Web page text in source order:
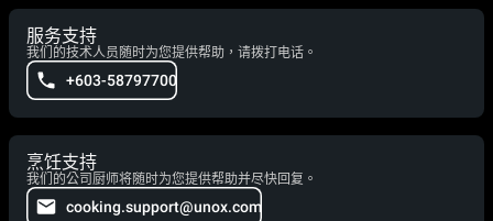
服务支持
我们的技术人员随时为您提供帮助，请拨打电话。
+603-58797700
烹饪支持
我们的公司厨师将随时为您提供帮助并尽快回复。
cooking.support@unox.com